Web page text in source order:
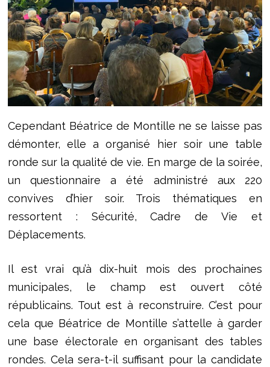
Cependant Béatrice de Montille ne se laisse pas
démonter, elle a organisé hier soir une table
ronde sur la qualité de vie. En marge de la soirée,
un questionnaire a été administré aux 220
convives d’hier soir. Trois thématiques en
ressortent : Sécurité, Cadre de Vie et
Déplacements.
Il est vrai qu’à dix-huit mois des prochaines
municipales, le champ est ouvert côté
républicains. Tout est à reconstruire. C’est pour
cela que Béatrice de Montille s’attelle à garder
une base électorale en organisant des tables
rondes. Cela sera-t-il suffisant pour la candidate